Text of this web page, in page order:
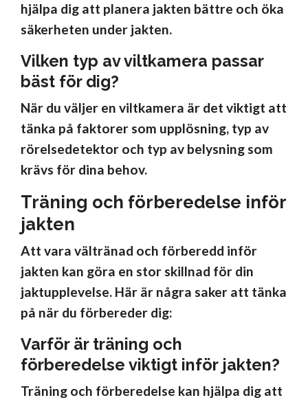
hjälpa dig att planera jakten bättre och öka
säkerheten under jakten.
Vilken typ av viltkamera passar
bäst för dig?
När du väljer en viltkamera är det viktigt att
tänka på faktorer som upplösning, typ av
rörelsedetektor och typ av belysning som
krävs för dina behov.
Träning och förberedelse inför
jakten
Att vara vältränad och förberedd inför
jakten kan göra en stor skillnad för din
jaktupplevelse. Här är några saker att tänka
på när du förbereder dig:
Varför är träning och
förberedelse viktigt inför jakten?
Träning och förberedelse kan hjälpa dig att